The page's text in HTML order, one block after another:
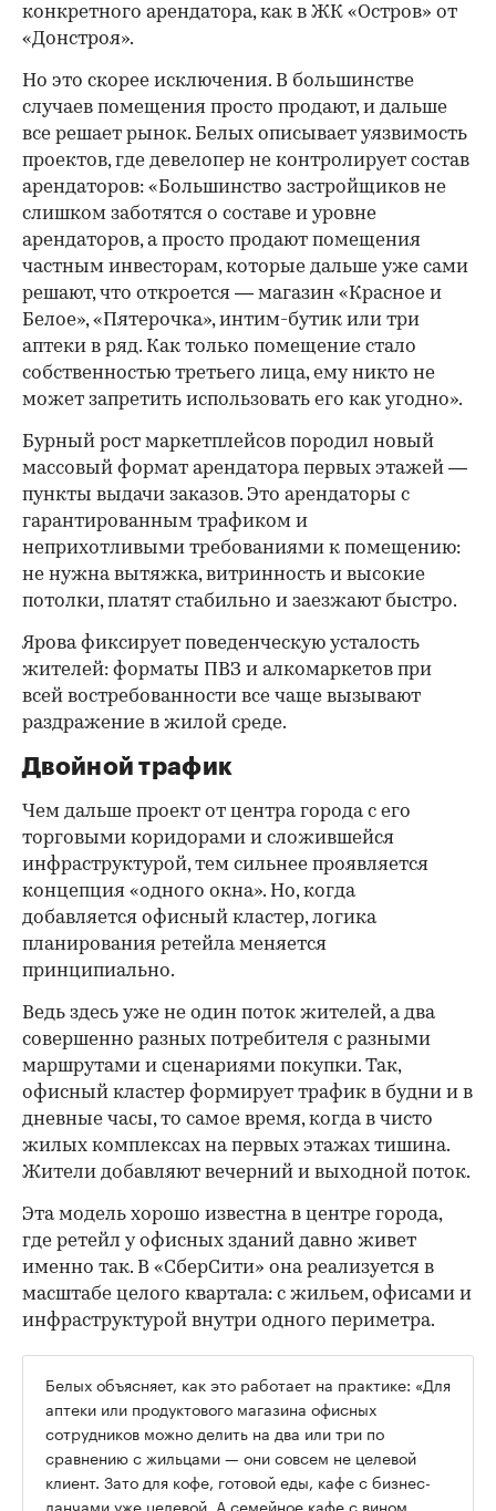
конкретного арендатора, как в ЖК «Остров» от
«Донстроя».
Но это скорее исключения. В большинстве
случаев помещения просто продают, и дальше
все решает рынок. Белых описывает уязвимость
проектов, где девелопер не контролирует состав
арендаторов: «Большинство застройщиков не
слишком заботятся о составе и уровне
арендаторов, а просто продают помещения
частным инвесторам, которые дальше уже сами
решают, что откроется — магазин «Красное и
Белое», «Пятерочка», интим-бутик или три
аптеки в ряд. Как только помещение стало
собственностью третьего лица, ему никто не
может запретить использовать его как угодно».
Бурный рост маркетплейсов породил новый
массовый формат арендатора первых этажей —
пункты выдачи заказов. Это арендаторы с
гарантированным трафиком и
неприхотливыми требованиями к помещению:
не нужна вытяжка, витринность и высокие
потолки, платят стабильно и заезжают быстро.
Ярова фиксирует поведенческую усталость
жителей: форматы ПВЗ и алкомаркетов при
всей востребованности все чаще вызывают
раздражение в жилой среде.
Двойной трафик
Чем дальше проект от центра города с его
торговыми коридорами и сложившейся
инфраструктурой, тем сильнее проявляется
концепция «одного окна». Но, когда
добавляется офисный кластер, логика
планирования ретейла меняется
принципиально.
Ведь здесь уже не один поток жителей, а два
совершенно разных потребителя с разными
маршрутами и сценариями покупки. Так,
офисный кластер формирует трафик в будни и в
дневные часы, то самое время, когда в чисто
жилых комплексах на первых этажах тишина.
Жители добавляют вечерний и выходной поток.
Эта модель хорошо известна в центре города,
где ретейл у офисных зданий давно живет
именно так. В «СберСити» она реализуется в
масштабе целого квартала: с жильем, офисами и
инфраструктурой внутри одного периметра.
Белых объясняет, как это работает на практике: «Для
аптеки или продуктового магазина офисных
сотрудников можно делить на два или три по
сравнению с жильцами — они совсем не целевой
клиент. Зато для кофе, готовой еды, кафе с бизнес-
ланчами уже целевой. А семейное кафе с вином